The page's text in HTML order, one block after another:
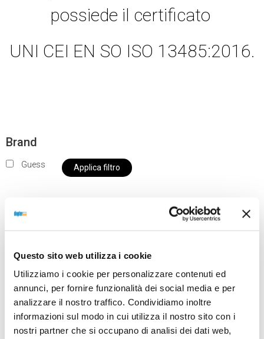
Questo sito web utilizza i cookie
Utilizziamo i cookie per personalizzare contenuti ed
annunci, per fornire funzionalità dei social media e per
analizzare il nostro traffico. Condividiamo inoltre
informazioni sul modo in cui utilizza il nostro sito con i
nostri partner che si occupano di analisi dei dati web,
possiede il certificato
UNI CEI EN SO ISO 13485:2016.
Brand
Guess Applica filtro
nostro negozio non saranno disponibili per la
da OTTICA DIOPTER
Showing the single result